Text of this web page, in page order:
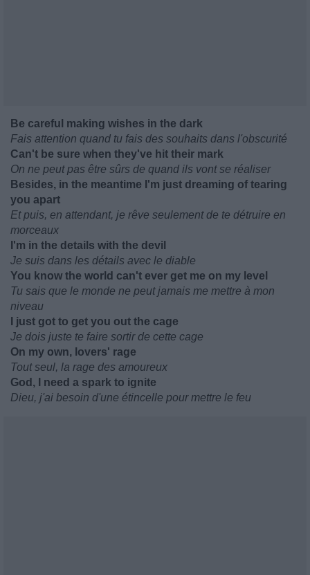
Be careful making wishes in the dark
Fais attention quand tu fais des souhaits dans l'obscurité
Can't be sure when they've hit their mark
On ne peut pas être sûrs de quand ils vont se réaliser
Besides, in the meantime I'm just dreaming of tearing
you apart
Et puis, en attendant, je rêve seulement de te détruire en
morceaux
I'm in the details with the devil
Je suis dans les détails avec le diable
You know the world can't ever get me on my level
Tu sais que le monde ne peut jamais me mettre à mon
niveau
I just got to get you out the cage
Je dois juste te faire sortir de cette cage
On my own, lovers' rage
Tout seul, la rage des amoureux
God, I need a spark to ignite
Dieu, j'ai besoin d'une étincelle pour mettre le feu